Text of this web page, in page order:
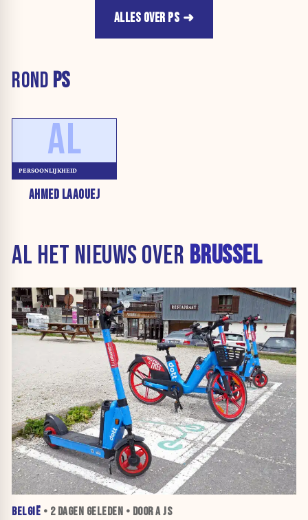
ALLES OVER PS
ROND PS
AHMED LAAOUEJ
AL
PERSOONLIJKHEID
AL HET NIEUWS OVER BRUSSEL
BELGIË • 2 DAGEN GELEDEN • DOOR A JS